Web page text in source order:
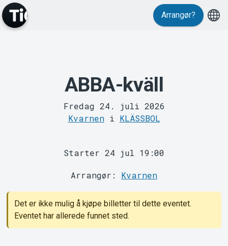
MyTickster
Support
Arrangør?
ABBA-kväll
Fredag 24. juli 2026
Kvarneni KLÄSSBOL
Starter 24 jul 19:00
Arrangør: Kvarnen
Det er ikke mulig å kjøpe billetter til dette eventet.
Eventet har allerede funnet sted.